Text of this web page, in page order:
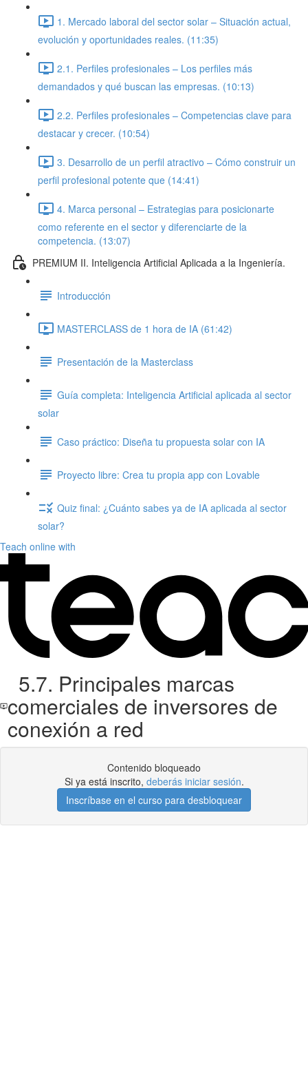
1. Mercado laboral del sector solar – Situación actual,
evolución y oportunidades reales. (11:35)
2.1. Perfiles profesionales – Los perfiles más
demandados y qué buscan las empresas. (10:13)
2.2. Perfiles profesionales – Competencias clave para
destacar y crecer. (10:54)
3. Desarrollo de un perfil atractivo – Cómo construir un
perfil profesional potente que (14:41)
4. Marca personal – Estrategias para posicionarte
como referente en el sector y diferenciarte de la
competencia. (13:07)
PREMIUM II. Inteligencia Artificial Aplicada a la Ingeniería.
Introducción
MASTERCLASS de 1 hora de IA (61:42)
Presentación de la Masterclass
Guía completa: Inteligencia Artificial aplicada al sector
solar
Caso práctico: Diseña tu propuesta solar con IA
Proyecto libre: Crea tu propia app con Lovable
Quiz final: ¿Cuánto sabes ya de IA aplicada al sector
solar?
Teach online with
5.7. Principales marcas
comerciales de inversores de
conexión a red
Contenido bloqueado
Si ya está inscrito, deberás iniciar sesión.
Inscríbase en el curso para desbloquear